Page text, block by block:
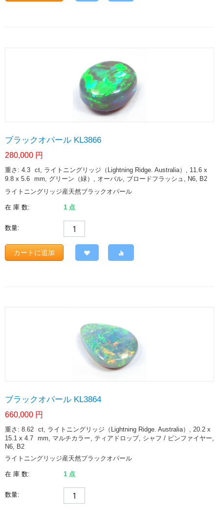
ブラックオパール KL3866
280,000 円
重さ: 4.3 ct, ライトニングリッジ（Lightning Ridge. Australia）, 11.6 x
9.8 x 5.6 mm, グリーン（緑）, オーバル, ブロードフラッシュ, N6, B2
ライトニングリッジ産天然ブラックオパール
在 庫 数: 1 点
数量:
カートに追加
ブラックオパール KL3864
660,000 円
重さ: 8.62 ct, ライトニングリッジ（Lightning Ridge. Australia）, 20.2 x
15.1 x 4.7 mm, マルチカラー, ティアドロップ, シャフ / ピンファイヤー,
N6, B2
ライトニングリッジ産天然ブラックオパール
在 庫 数: 1 点
数量: